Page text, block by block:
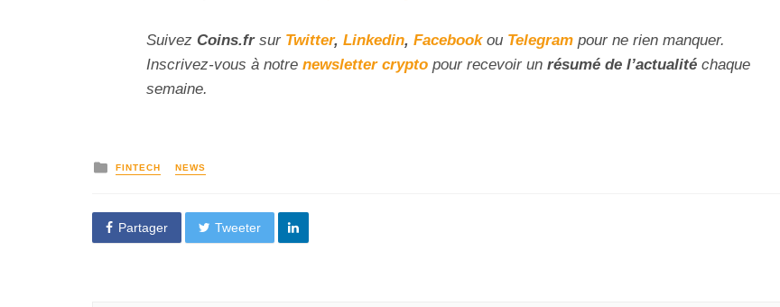
Suivez Coins.fr sur Twitter, Linkedin, Facebookou Telegram pour ne rien manquer.
Inscrivez-vous à notre newsletter crypto pour recevoir un résumé de l’actualité chaque
semaine.
FINTECH NEWS
Partager Tweeter